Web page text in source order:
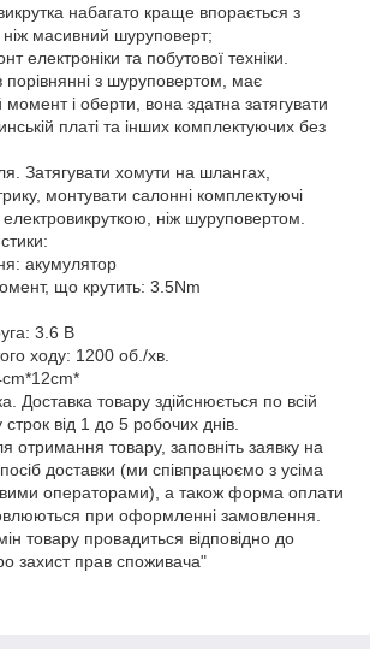
набагато краще впорається з
масивний шуруповерт;
електроніки та побутової техніки.
порівнянні з шуруповертом, має
і оберти, вона здатна затягувати
платі та інших комплектуючих без
Затягувати хомути на шлангах,
монтувати салонні комплектуючі
ніж шуруповертом.
акумулятор
що крутить: 3.5Nm
3.6 В
ходу: 1200 об./хв.
Доставка товару здійснюється по всій
строк від 1 до 5 робочих днів.
отримання товару, заповніть заявку на
доставки (ми співпрацюємо з усіма
операторами), а також форма оплати
при оформленні замовлення.
товару провадиться відповідно до
захист прав споживача"